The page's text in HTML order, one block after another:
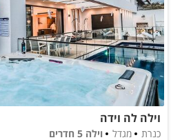
וילה לה וידה
כנרת מגדל
וילה 5 חדרים